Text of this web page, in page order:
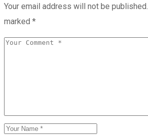
Your email address will not be published.
marked *